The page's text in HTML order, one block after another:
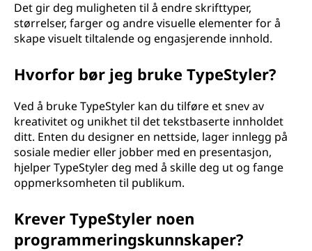
Det gir deg muligheten til å endre skrifttyper,
størrelser, farger og andre visuelle elementer for å
skape visuelt tiltalende og engasjerende innhold.
Hvorfor bør jeg bruke TypeStyler?
Ved å bruke TypeStyler kan du tilføre et snev av
kreativitet og unikhet til det tekstbaserte innholdet
ditt. Enten du designer en nettside, lager innlegg på
sosiale medier eller jobber med en presentasjon,
hjelper TypeStyler deg med å skille deg ut og fange
oppmerksomheten til publikum.
Krever TypeStyler noen
programmeringskunnskaper?